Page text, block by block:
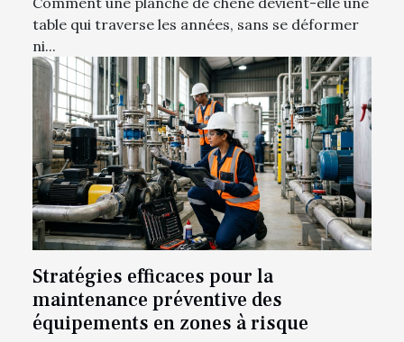
table qui traverse les années, sans se déformer
ni...
Stratégies efficaces pour la
maintenance préventive des
équipements en zones à risque